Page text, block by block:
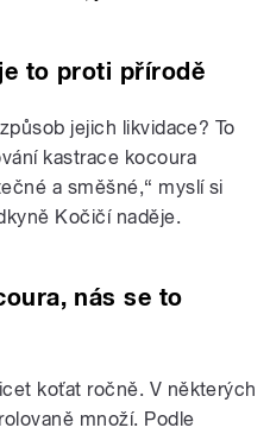
to proti přírodě
jejich likvidace? To
kastrace kocoura
a směšné,“ myslí si
Kočičí naděje.
nás se to
koťat ročně. V některých
množí. Podle